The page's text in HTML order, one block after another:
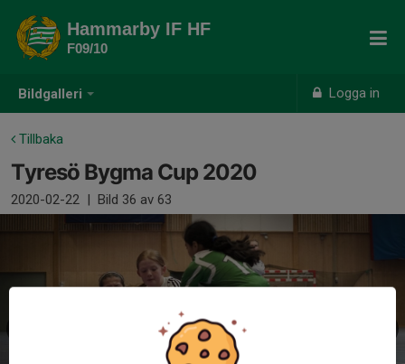
Bildgalleri Logga in
Hammarby IF HF
F09/10
Tillbaka
Tyresö Bygma Cup 2020
2020-02-22 | Bild 36 av 63